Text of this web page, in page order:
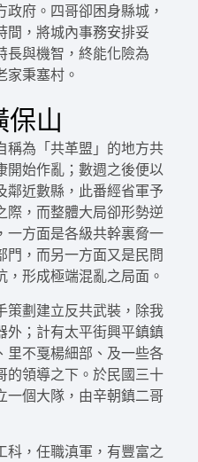
府。四哥卻困身縣城，
間，將城內事務安排妥
長與機智，終能化險為
家秉塞村。
山
稱為「共革盟」的地方共
開始作亂；數週之後便以
鄰近數縣，此番經省軍予
際，而整體大局卻形勢逆
一方面是各級共幹裏脅一
門，而另一方面又是民問
形成極端混亂之局面。
策劃建立反共武裝，除我
外；計有太平街興平鎮鎮
里不戛楊細部、及一些各
的領導之下。於民國三十
一個大隊，由辛朝鎮二哥
科，任職滇軍，有豐富之